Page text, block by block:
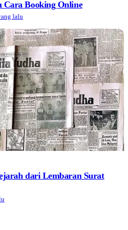
K/VIII/2025
. All rights reserved.
Info IklanKontak KamiPedoman